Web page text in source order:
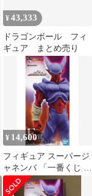
¥43,333
ドラゴンボール フィ
ギュア まとめ売り
¥ 14,600
フィギュア スーパージ
ャネンバ 「一番くじ ド
ラゴンボール HISTORY
OF THE FILM」 E賞 フ